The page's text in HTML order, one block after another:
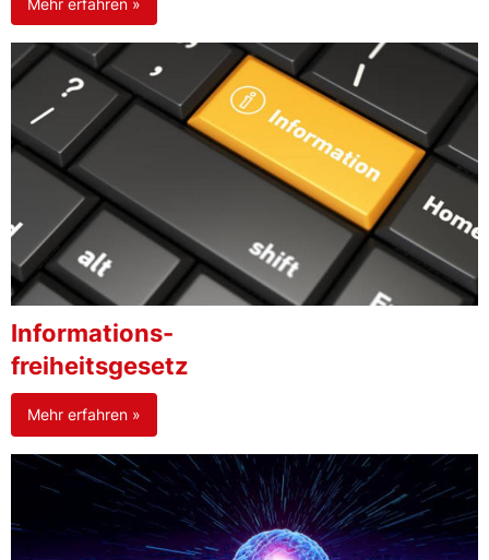
Informations-
freiheitsgesetz
Mehr erfahren »